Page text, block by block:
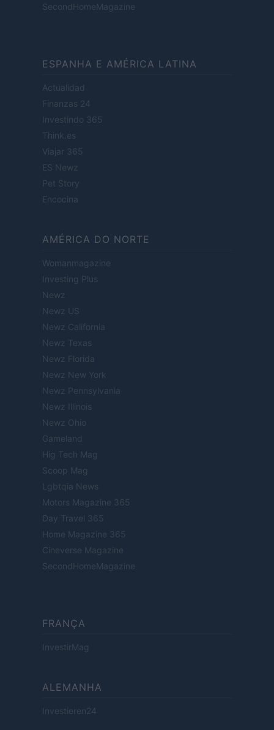
SecondHomeMagazine
ESPANHA E AMÉRICA LATINA
Actualidad
Finanzas 24
Investindo 365
Think.es
Viajar 365
ES Newz
Pet Story
Encocina
AMÉRICA DO NORTE
Womanmagazine
Investing Plus
Newz
Newz US
Newz California
Newz Texas
Newz Florida
Newz New York
Newz Pennsylvania
Newz Illinois
Newz Ohio
Gameland
Hig Tech Mag
Scoop Mag
Lgbtqia News
Motors Magazine 365
Day Travel 365
Home Magazine 365
Cineverse Magazine
SecondHomeMagazine
FRANÇA
InvestirMag
ALEMANHA
Investieren24